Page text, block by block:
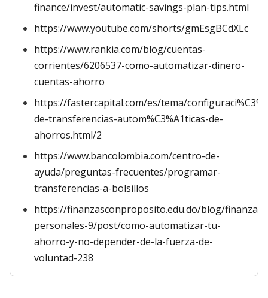
finance/invest/automatic-savings-plan-tips.html
https://www.youtube.com/shorts/gmEsgBCdXLc
https://www.rankia.com/blog/cuentas-
corrientes/6206537-como-automatizar-dinero-
cuentas-ahorro
https://fastercapital.com/es/tema/
de-transferencias-autom%C3%A1ticas-de-
ahorros.html/2
https://www.bancolombia.com/centro-de-
ayuda/preguntas-frecuentes/programar-
transferencias-a-bolsillos
https://finanzasconproposito.edu.do/blog/finanzas-
personales-9/post/como-automatizar-tu-
ahorro-y-no-depender-de-la-fuerza-de-
voluntad-238